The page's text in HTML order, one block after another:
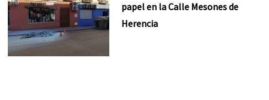
papel en la Calle Mesones de
Herencia